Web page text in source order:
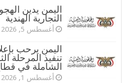
اليمن يدين
التجارية الهندية
أغسطس 5, 2026
اليمن يرحب
تنفيذ المرحلة
الشاملة في
أغسطس 1, 2026